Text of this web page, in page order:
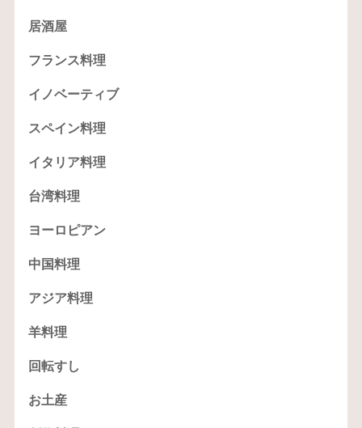
居酒屋
フランス料理
イノベーティブ
スペイン料理
イタリア料理
台湾料理
ヨーロピアン
中国料理
アジア料理
羊料理
回転すし
お土産